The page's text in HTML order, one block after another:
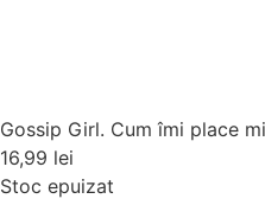
Gossip Girl. Cum îmi place
16,99 lei
Stoc epuizat